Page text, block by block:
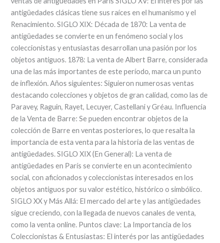
antigüedades clásicas tiene sus raíces en el humanismo y el
Renacimiento. SIGLO XIX: Década de 1870: La venta de
antigüedades se convierte en un fenómeno social y los
coleccionistas y entusiastas desarrollan una pasión por los
objetos antiguos. 1878: La venta de Albert Barre, considerada
una de las más importantes de este período, marca un punto
de inflexión. Años siguientes: Siguieron numerosas ventas
destacando colecciones y objetos de gran calidad, como las de
Paravey, Raguin, Rayet, Lecuyer, Castellani y Gréau. Influencia
de la Venta de Barre: Se pueden encontrar objetos de la
colección de Barre en ventas posteriores, lo que resalta la
importancia de esta venta para la historia de las ventas de
antigüedades. SIGLO XIX (En General): La venta de
antigüedades en París se convierte en un acontecimiento
social, con aficionados y coleccionistas interesados ​​en los
objetos antiguos por su valor estético, histórico o simbólico.
SIGLO XX y Más Allá: El mercado del arte y las antigüedades
sigue creciendo, con la llegada de nuevos canales de venta,
como la venta online. Puntos clave: La Importancia de los
Coleccionistas & Entusiastas: El interés por las antigüedades